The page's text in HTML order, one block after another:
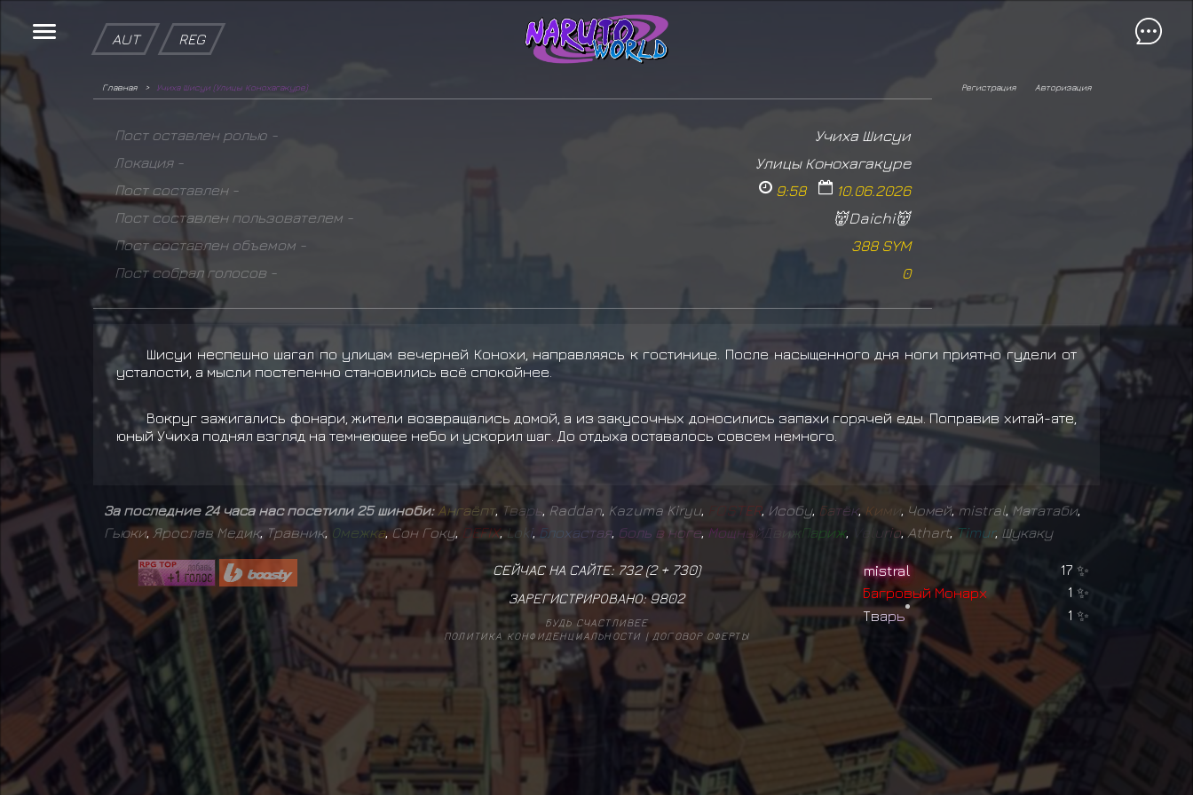
AUT REG
Главная Учиха Шисуи (Улицы Конохагакуре) Авторизация
Регистрация
Пост оставлен ролью - Учиха Шисуи
Локация - Улицы Конохагакуре
Пост составлен - 9:58 10.06.2026
Пост составлен пользователем - 👹Daichi👹
Пост составлен объемом - 388 SYM
Пост собрал голосов - 0
Шисуи неспешно шагал по улицам вечерней Конохи, направляясь к гостинице. После насыщенного дня ноги приятно гудели от
усталости, а мысли постепенно становились всё спокойнее.
Вокруг зажигались фонари, жители возвращались домой, а из закусочных доносились запахи горячей еды. Поправив хитай-ате,
юный Учиха поднял взгляд на темнеющее небо и ускорил шаг. До отдыха оставалось совсем немного.
За последние 24 часа нас посетили 25 шиноби:Ангаёпт, Тварь Raddan Kazuma Kiryu OSTER, Исобу, Батёк, Ким и Чомей, mistral Мататаби,
Гьюки,Ярослав Медик, Травник, Омежка,Сон Гоку, DEFIX,Loki, Блохастая, боль в ноге Мощный Д ижПариж, e urio,Athart, Timur, Шукаку
СЕЙЧАС НА САЙТЕ: 732 (2+ 730)
ЗАРЕГИСТРИРОВАНО:9802
БУДЬ СЧАСТЛИВЕЕ
ПОЛИТИКА КОНФИДЕНЦИАЛЬНОСТИ | ДОГОВОР ОФЕРТЫ
mistral 17 ✨
БагровыйМонарх 1 ✨
Тварь 1 ✨